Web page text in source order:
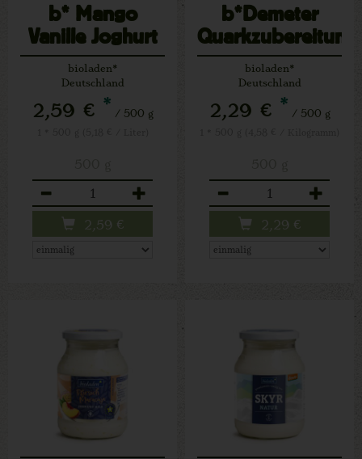
b* Mango
Vanille Joghurt
bioladen*
Deutschland
2,59 € * / 500 g
2,59 €
b*Demeter
Quarkzubereitung,
500g Glas
bioladen*
Deutschland
2,29 € * / 500 g
2,29 €